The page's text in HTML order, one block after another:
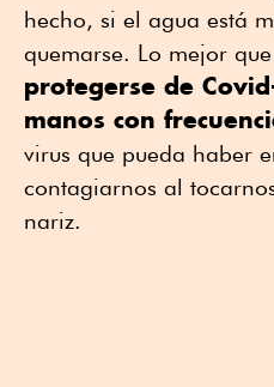
hecho, si el agua está
quemarse. Lo mejor
protegerse de
manos con
virus que pueda haber
contagiarnos al
nariz.